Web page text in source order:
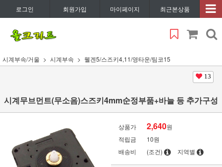
로그인 회원가입 마이페이지 최근본상품
시계부속/거울 시계부속 웰겐5/스즈키4,11/영타운/팀코15
13
시계무브먼트(무소음)스즈키4mm순정부품+바늘 등 추가구성
상품가 2,640원
적립금
10원
배송비
(조건) 지역별